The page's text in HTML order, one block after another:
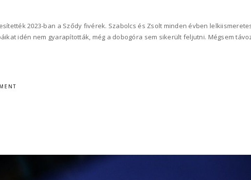
2023-ban a Sződy fivérek. Szabolcs és Zsolt minden évben
idén nem gyarapították, még a dobogóra sem sikerült feljutni. Mégsem